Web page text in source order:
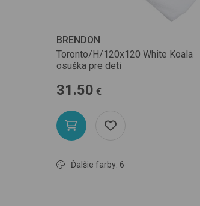
BRENDON
Toronto/H/120x120 White Koala
osuška pre deti
31.50 €
Ďalšie farby: 6